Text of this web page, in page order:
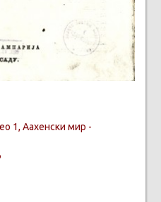
1, Аахенски мир -